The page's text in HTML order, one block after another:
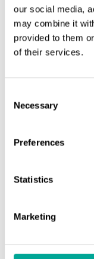
our social media,
may combine it
provided to them
of their services.
Selection
Necessary
Preferences
Statistics
Marketing
energiantuotanto
sekä kalkkikiven
polttamisesta.
mutta tarjoavat